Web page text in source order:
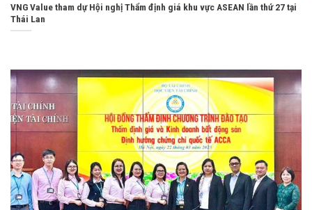
VNG Value tham dự Hội nghị Thẩm định giá khu vực ASEAN lần thứ 27 tại
Thái Lan